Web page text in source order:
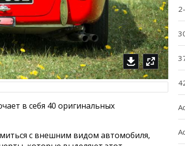
в себя 40 оригинальных
с внешним видом автомобиля,